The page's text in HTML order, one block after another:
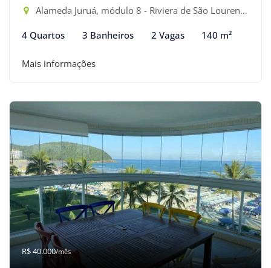
Alameda Juruá, módulo 8 - Riviera de São Lourenço, Bertioga-SP
4 Quartos 3 Banheiros 2 Vagas 140 m²
Mais informações
R$ 40.000/mês